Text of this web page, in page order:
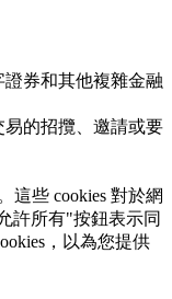
券和其他複雜金融
的招攬、邀請或要
這些 cookies 對於網
許所有"按鈕表示同
，以為您提供